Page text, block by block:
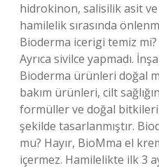
hidrokinon, salisilik asit
hamilelik sırasında
Bioderma icerigi temiz
Ayrıca sivilce yapmadı.
Bioderma ürünleri doğal
bakım ürünleri, cilt
formüller ve doğal
şekilde tasarlanmıştır.
mu? Hayır, BioMma el
içermez. Hamilelikte ilk 3